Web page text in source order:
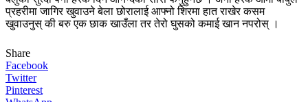
प्रहरीमा जागिर खुवाउने बेला छोरालाई आफ्नो शिरमा हात राखेर कसम
खुवाउनुस् की बरु एक छाक खाउँला तर तेरो घुसको कमाई खान नपरोस् ।
Share
Facebook
Twitter
Pinterest